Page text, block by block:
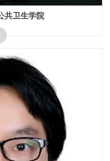
共卫生学院
选国家百千万人才、获求是
了世界首个戊肝疫苗、国内
29项。